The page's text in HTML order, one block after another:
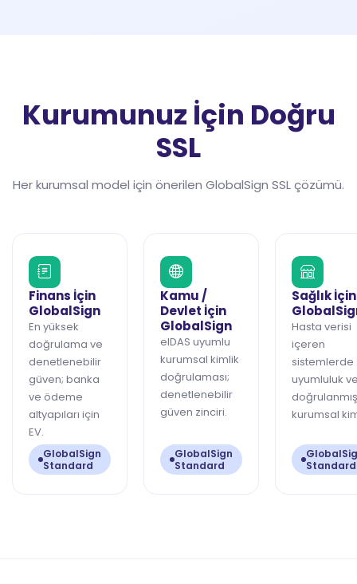
Kurumunuz İçin Doğru
SSL
Her kurumsal model için önerilen GlobalSign SSL çözümü.
Finans İçin
GlobalSign
En yüksek
doğrulama ve
denetlenebilir
güven; banka
ve ödeme
altyapıları için
EV.
GlobalSign
Standard
Kamu /
Devlet İçin
GlobalSign
eIDAS uyumlu
kurumsal kimlik
doğrulaması;
denetlenebilir
güven zinciri.
GlobalSign
Standard
Sağlık İçin
Hasta verisi
içeren
sistemlerde
uyumluluk
doğrulanmış
kurumsal
Standard